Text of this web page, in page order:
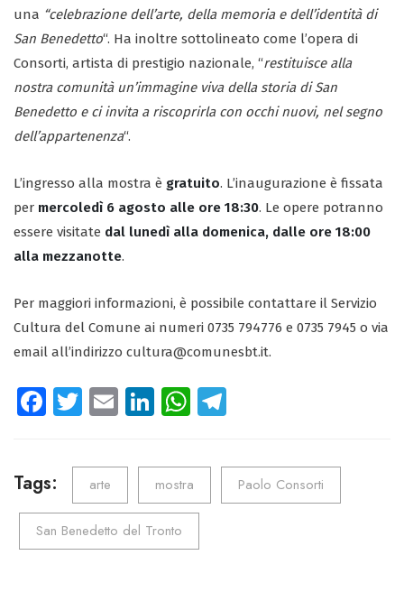
una “celebrazione dell’arte, della memoria e dell’identità di
San Benedetto“. Ha inoltre sottolineato come l’opera di
Consorti, artista di prestigio nazionale, “restituisce alla
nostra comunità un’immagine viva della storia di San
Benedetto e ci invita a riscoprirla con occhi nuovi, nel segno
dell’appartenenza“.
L’ingresso alla mostra è gratuito. L’inaugurazione è fissata
per mercoledì 6 agosto alle ore 18:30. Le opere potranno
essere visitate dal lunedì alla domenica, dalle ore 18:00
alla mezzanotte.
Per maggiori informazioni, è possibile contattare il Servizio
Cultura del Comune ai numeri 0735 794776 e 0735 7945 o via
email all’indirizzo cultura@comunesbt.it.
Fa
o
ok
T
tt
er
E
ail
Li
e
dI
n
W
ts
A
p
p
gr
a
m
Tags: arte mostra Paolo Consorti
San Benedetto del Tronto